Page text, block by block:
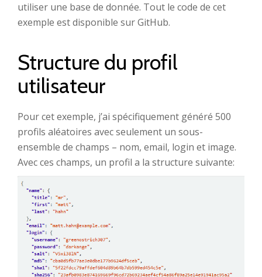
utiliser une base de donnée. Tout le code de cet
exemple est disponible sur GitHub.
Structure du profil
utilisateur
Pour cet exemple, j’ai spécifiquement généré 500
profils aléatoires avec seulement un sous-
ensemble de champs – nom, email, login et image.
Avec ces champs, un profil a la structure suivante: